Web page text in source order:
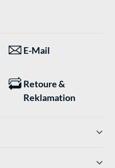
E-Mail
Retoure &
Reklamation